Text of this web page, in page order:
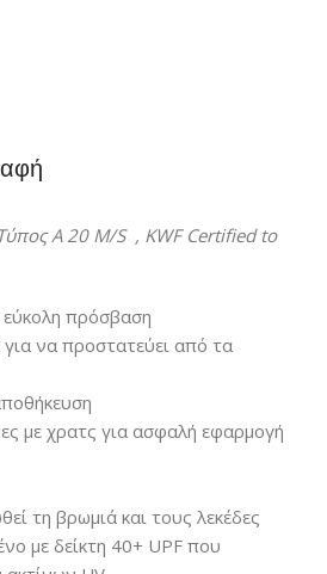
Α 20 M/S , KWF Certified to
πρόσβαση
για να προστατεύει από τα
με χρατς για ασφαλή εφαρμογή
τη βρωμιά και τους λεκέδες
με δείκτη 40+ UPF που